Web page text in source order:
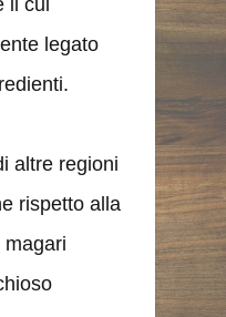
legato
altre regioni
rispetto alla